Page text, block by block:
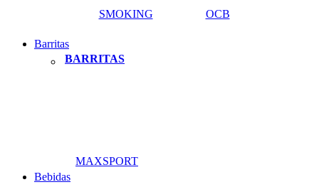
SMOKING OCB
Barritas
BARRITAS
MAXSPORT
Bebidas